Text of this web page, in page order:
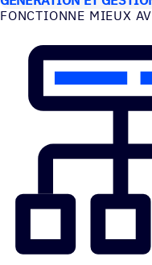
FONC­TIONNE MIEUX